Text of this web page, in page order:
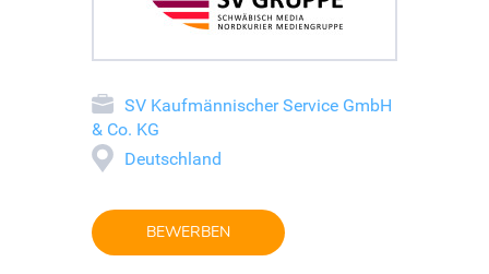
SV Kaufmännischer Service GmbH
& Co. KG
Deutschland
BEWERBEN